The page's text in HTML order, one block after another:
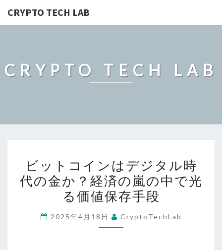
CRYPTO TECH LAB
CRYPTO TECH LAB
ッ
ト
コ
ン
ビットコインはデジタル時
代の金か？経済の嵐の中で光
る価値保存手段
2025年4月18日 CryptoTechLab